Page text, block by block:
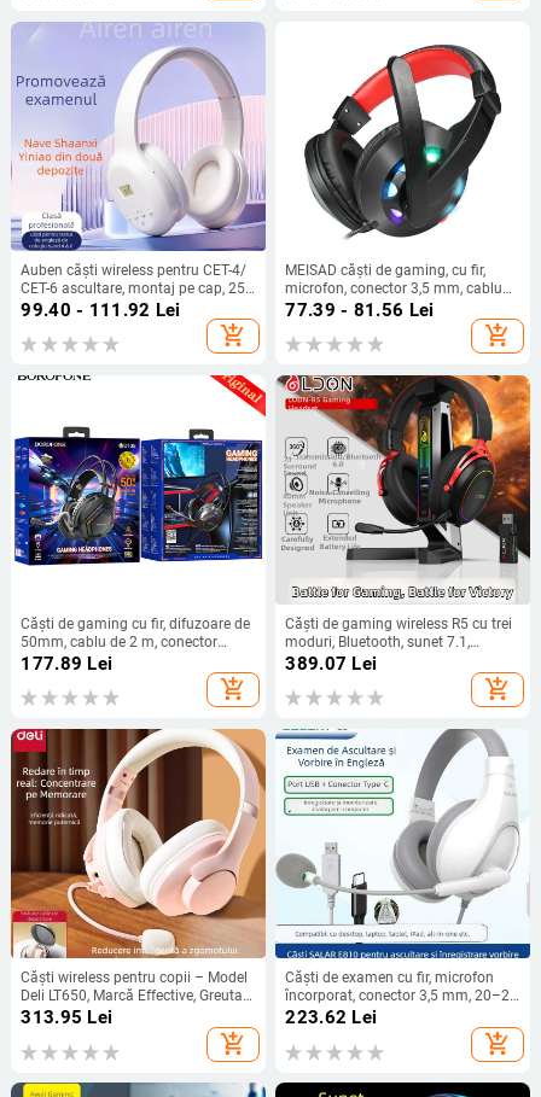
Auben căști wireless pentru CET-4/
CET-6 ascultare, montaj pe cap, 250
g, radio FM
99.40 - 111.92 Lei
add_shopping_cart
MEISAD căști de gaming, cu fir,
microfon, conector 3,5 mm, cablu
de 170 cm
77.39 - 81.56 Lei
add_shopping_cart
Căști de gaming cu fir, difuzoare de
50mm, cablu de 2 m, conector
USB/3.5 mm, microfon încorporat,
177.89 Lei
add_shopping_cart
Căști de gaming wireless R5 cu trei
moduri, Bluetooth, sunet 7.1,
difuzoare de 50 mm, microfon
389.07 Lei
add_shopping_cart
Căști wireless pentru copii – Model
Deli LT650, Marcă Effective, Greutate
1
313.95 Lei
add_shopping_cart
Căști de examen cu fir, microfon
încorporat, conector 3,5 mm, 20–20
kHz, 32 Ω, cablu de 2,5 m
223.62 Lei
add_shopping_cart